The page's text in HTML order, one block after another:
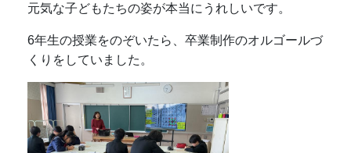
元気な子どもたちの姿が本当にうれしいです。
6年生の授業をのぞいたら、卒業制作のオルゴールづ
くりをしていました。